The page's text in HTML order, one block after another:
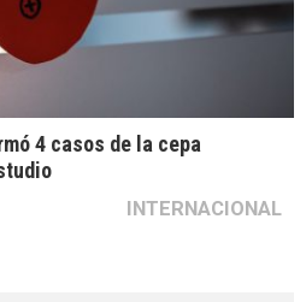
4 casos de la cepa
INTERNACIONAL